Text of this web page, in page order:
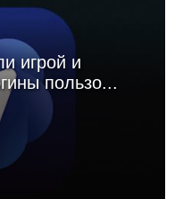
игрой и
пользо...